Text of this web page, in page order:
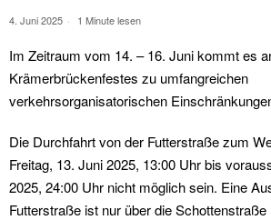
4. Juni 2025 1 Minute lesen
Im Zeitraum vom 14. – 16. Juni kommt es
Krämerbrückenfestes zu umfangreichen
verkehrsorganisatorischen
Die Durchfahrt von der Futterstraße zum
Freitag, 13. Juni 2025, 13:00 Uhr bis
2025, 24:00 Uhr nicht möglich sein. Eine
Futterstraße ist nur über die